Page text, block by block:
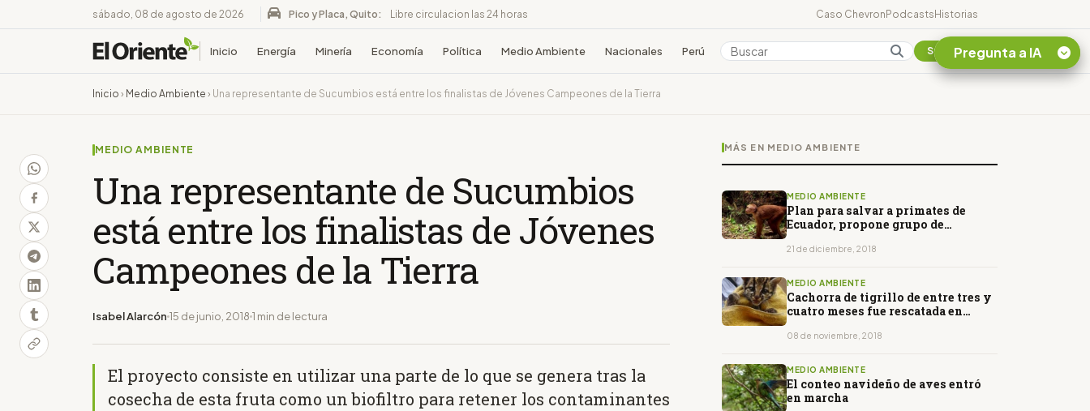
sábado, 08 de agosto de 2026 Pico y Placa, Quito: Libre circulacion las 24 horas Caso ChevronPodcastsHistorias
Inicio Energía Minería Economía Política Medio Ambiente Nacionales Perú Colombia Suscribirse
Inicio › Medio Ambiente › Una representante de Sucumbios está entre los finalistas de Jóvenes Campeones de la Tierra
MEDIO AMBIENTE
Una representante de Sucumbios
está entre los finalistas de Jóvenes
Campeones de la Tierra
Isabel Alarcón 15 de junio, 2018 1 min de lectura
El proyecto consiste en utilizar una parte de lo que se genera tras la
cosecha de esta fruta como un biofiltro para retener los contaminantes
MÁS EN MEDIO AMBIENTE
MEDIO AMBIENTE
Plan para salvar a primates de
Ecuador, propone grupo de
21 de diciembre, 2018
MEDIO AMBIENTE
Cachorra de tigrillo de entre tres y
cuatro meses fue rescatada en
08 de noviembre, 2018
MEDIO AMBIENTE
El conteo navideño de aves entró
en marcha
Pregunta a IA